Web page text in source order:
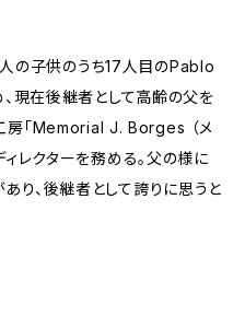
の子供のうち17人目のPablo
現在後継者として高齢の父を
房「Memorial J. Borges （メ
ィレクターを務める。父の様に
り、後継者として誇りに思うと